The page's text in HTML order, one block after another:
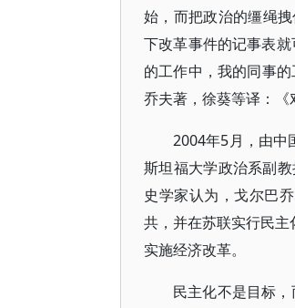
始，而把政治的缰绳
下改革事件的记事表
的工作中，我的同事
乔夫著，徐葵等译：
2004年5月，由中
斯坦福大学政治系副
史学家认为，戈尔巴
共，并在苏联实行民
实施经济改革。
民主化不是目标